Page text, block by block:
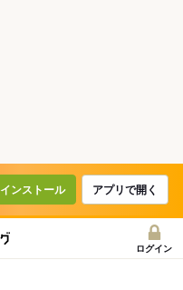
インストール アプリで開く
ログイン